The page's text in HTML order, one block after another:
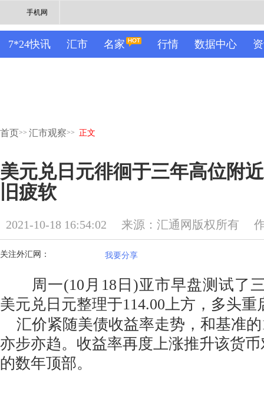
手机网
7*24快讯 汇市 名家 行情 数据中心
首页>> 汇市观察>> 正文
美元兑日元徘徊于三年高位附
旧疲软
2021-10-18 16:54:02 来源：汇通网版权所有
关注外汇网： 我要分享
周一(10月18日)亚市早盘测试了三
美元兑日元整理于114.00上方，多头重
汇价紧随美债收益率走势，和基准的
亦步亦趋。收益率再度上涨推升该货
的数年顶部。